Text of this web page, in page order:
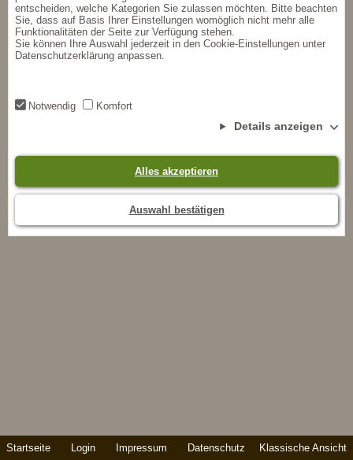
entscheiden, welche Kategorien Sie zulassen möchten. Bitte beachten
Sie, dass auf Basis Ihrer Einstellungen womöglich nicht mehr alle
Funktionalitäten der Seite zur Verfügung stehen.
Sie können Ihre Auswahl jederzeit in den Cookie-Einstellungen unter
Datenschutzerklärung anpassen.
Notwendig Komfort
Details anzeigen
Alles akzeptieren
Auswahl bestätigen
Startseite Login Impressum Datenschutz Klassische Ansicht